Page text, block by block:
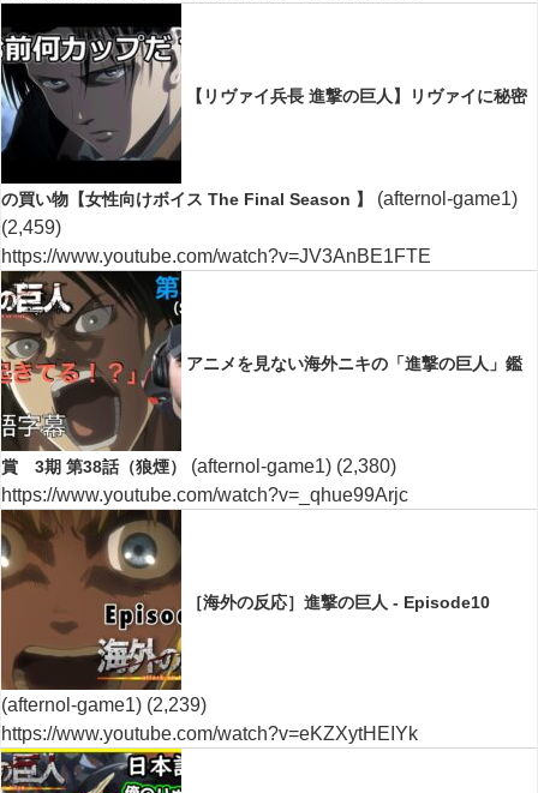
【リヴァイ兵長 進撃の巨人】リヴァイに秘密
の買い物【女性向けボイス The Final Season 】
(afternol-game1)
(2,459)
https://www.youtube.com/watch?v=JV3AnBE1FTE
アニメを見ない海外ニキの「進撃の巨人」鑑
賞 3期 第38話（狼煙） (afternol-game1) (2,380)
https://www.youtube.com/watch?v=_qhue99Arjc
［海外の反応］進撃の巨人 - Episode10
(afternol-game1) (2,239)
https://www.youtube.com/watch?v=eKZXytHEIYk